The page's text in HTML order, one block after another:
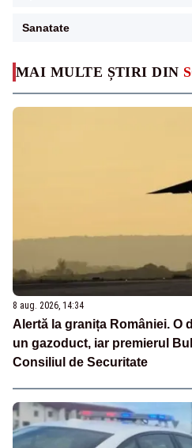
MAI MULTE ȘTIRI DIN
8 aug. 2026, 14:34
Alertă la granița României. O
un gazoduct, iar premierul
Consiliul de Securitate
Sanatate